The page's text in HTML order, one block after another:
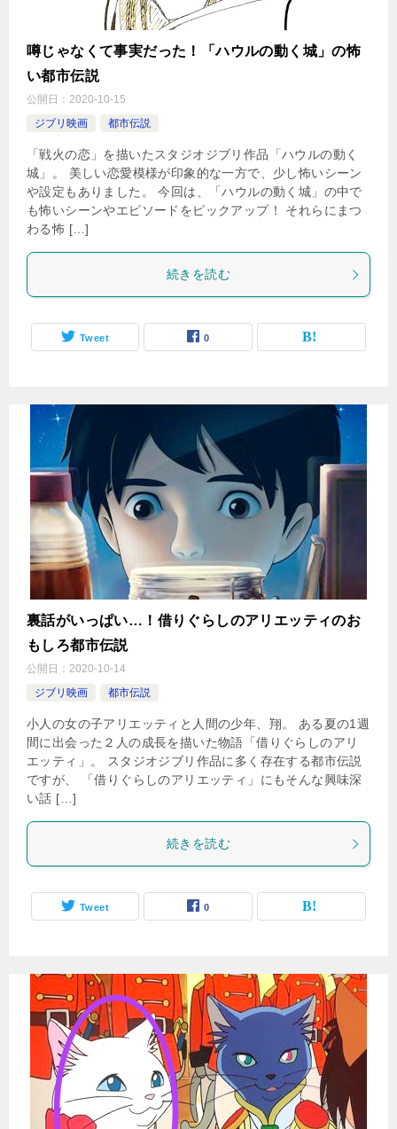
噂じゃなくて事実だった！「ハウルの動く城」の怖
い都市伝説
公開日： 2020-10-15
ジブリ映画
都市伝説
「戦火の恋」を描いたスタジオジブリ作品「ハウルの動く
城」。 美しい恋愛模様が印象的な一方で、少し怖いシーン
や設定もありました。 今回は、「ハウルの動く城」の中で
も怖いシーンやエピソードをピックアップ！ それらにまつ
わる怖 […]
続きを読む
Tweet 0
裏話がいっぱい…！借りぐらしのアリエッティのお
もしろ都市伝説
公開日： 2020-10-14
ジブリ映画
都市伝説
小人の女の子アリエッティと人間の少年、翔。 ある夏の1週
間に出会った２人の成長を描いた物語「借りぐらしのアリ
エッティ」。 スタジオジブリ作品に多く存在する都市伝説
ですが、 「借りぐらしのアリエッティ」にもそんな興味深
い話 […]
続きを読む
Tweet 0